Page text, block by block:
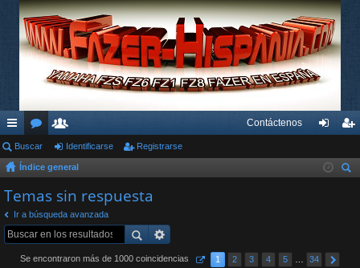
nl
ac
es
rá
pi
or
os
su
ari
os
Contáctenos
nti ist
Buscar Identificarse Registrarse
Índice general
Temas sin respuesta
Ir a búsqueda avanzada
Se encontraron más de 1000 coincidencias 1 2 3 4 5 34